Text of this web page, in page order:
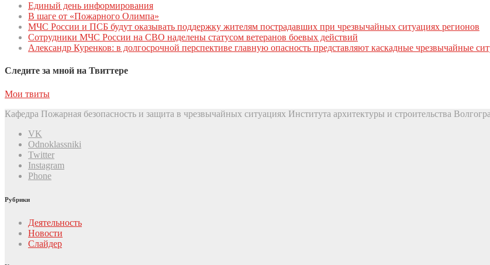
Единый день инфoрмирoвания
В шаге от «Пожарного Олимпа»
МЧС России и ПСБ будут оказывать поддержку жителям пострадавших при чрезвычайных ситуациях регионов
Сотрудники МЧС России на СВО наделены статусом ветеранов боевых действий
Александр Куренков: в долгосрочной перспективе главную опасность представляют каскадные чрезвычайные
Следите за мной на Твиттере
Мои твиты
Кафедра Пожарная безопасность и защита в чрезвычайных ситуациях Института архитектуры и строительства
VK
Odnoklassniki
Twitter
Instagram
Phone
Рубрики
Деятельность
Новости
Слайдер